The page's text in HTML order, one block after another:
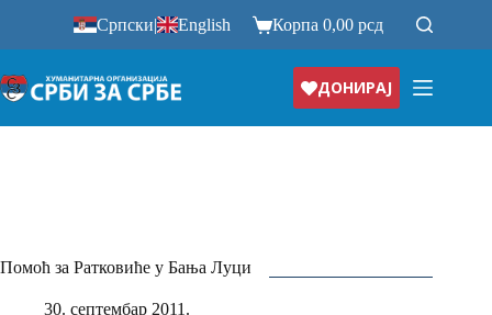
Српски| English Корпа0,00рсд
ДОНИРАЈ
Помоћ за Ратковиће у Бања Луци
30. септембар 2011.